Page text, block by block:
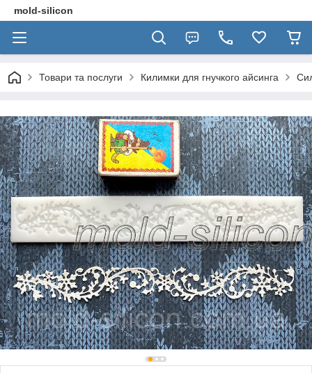
mold-silicon
Товари та послуги Килимки для гнучкого айсинга